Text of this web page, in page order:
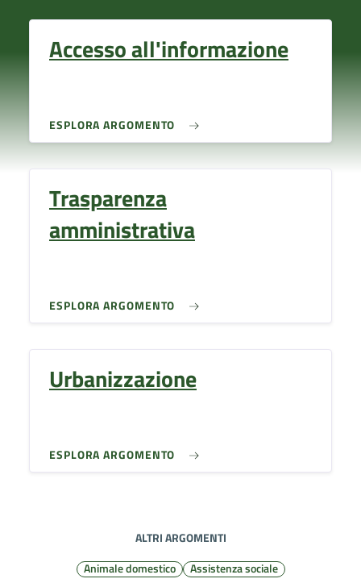
Accesso all'informazione
ESPLORA ARGOMENTO
Trasparenza
amministrativa
ESPLORA ARGOMENTO
Urbanizzazione
ESPLORA ARGOMENTO
ALTRI ARGOMENTI
Animale domestico
Assistenza sociale